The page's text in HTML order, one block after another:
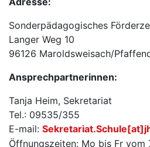
Sonderpädagogisches
Langer Weg 10
96126 Maroldsweisach/
Ansprechpartnerinnen:
Tanja Heim, Sekretariat
Tel.: 09535/355
E-mail:
Öffnungszeiten: Mo bis Fr vom